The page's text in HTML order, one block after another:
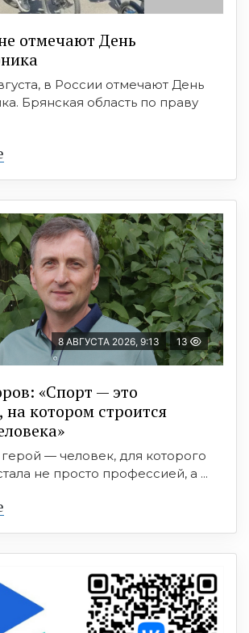
отмечают День
в России отмечают День
Брянская область по праву
8 АВГУСТА 2026, 9:13 13
«Спорт — это
котором строится
— человек, для которого
не просто профессией, а ...